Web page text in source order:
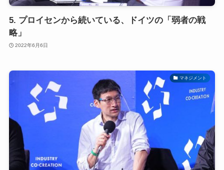
5. プロイセンから続いている、ドイツの「弱者の戦
略」
2022年6月6日
マネジメント